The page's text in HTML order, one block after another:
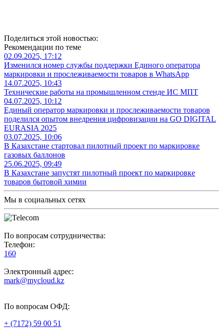
Поделиться этой новостью:
Рекомендации по теме
02.09.2025, 17:12
Изменился номер службы поддержки Единого оператора
маркировки и прослеживаемости товаров в WhatsApp
14.07.2025, 10:43
Технические работы на промышленном стенде ИС МПТ
04.07.2025, 10:12
Единый оператор маркировки и прослеживаемости товаров
поделился опытом внедрения цифровизации на GO DIGITAL
EURASIA 2025
03.07.2025, 10:06
В Казахстане стартовал пилотный проект по маркировке
газовых баллонов
25.06.2025, 09:49
В Казахстане запустят пилотный проект по маркировке
товаров бытовой химии
Мы в социальных сетях
По вопросам сотрудничества:
Телефон:
160
Электронный адрес:
mark@mycloud.kz
По вопросам ОФД:
+ (7172) 59 00 51